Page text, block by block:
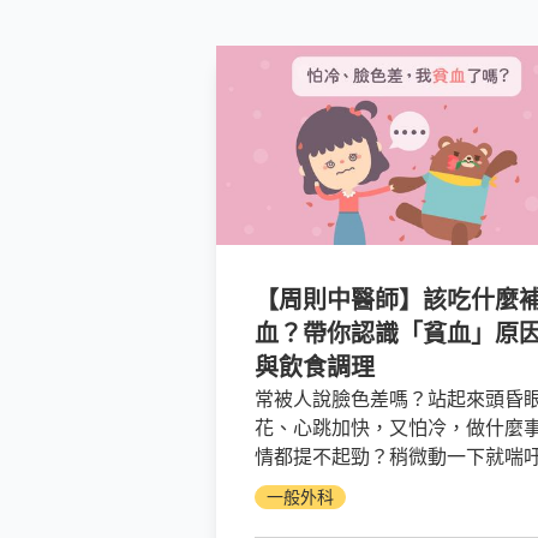
【周則中醫師】該吃什麼
血？帶你認識「貧血」原
與飲食調理
常被人說臉色差嗎？站起來頭昏
花、心跳加快，又怕冷，做什麼
情都提不起勁？稍微動一下就喘
吁，還忘東忘西的？你可能貧血
了！造成貧血最常見的原因是缺
一般外科